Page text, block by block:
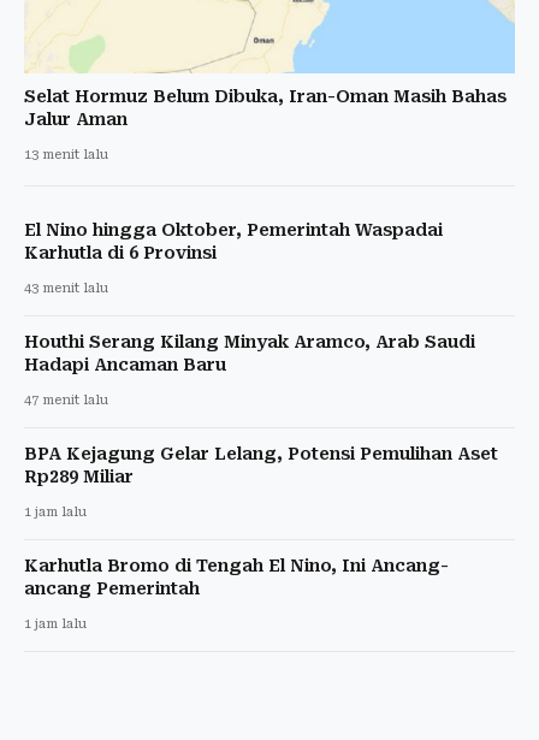
Selat Hormuz Belum Dibuka, Iran-Oman Masih Bahas
Jalur Aman
13 menit lalu
El Nino hingga Oktober, Pemerintah Waspadai
Karhutla di 6 Provinsi
43 menit lalu
Houthi Serang Kilang Minyak Aramco, Arab Saudi
Hadapi Ancaman Baru
47 menit lalu
BPA Kejagung Gelar Lelang, Potensi Pemulihan Aset
Rp289 Miliar
1 jam lalu
Karhutla Bromo di Tengah El Nino, Ini Ancang-
ancang Pemerintah
1 jam lalu